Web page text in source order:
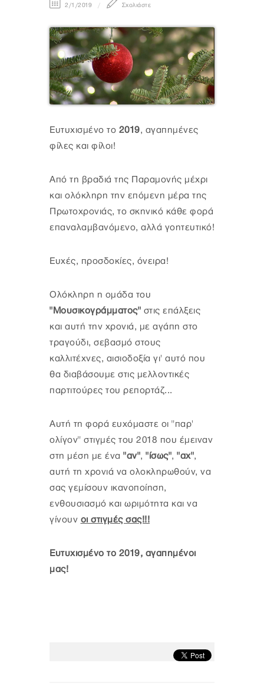
2/1/2019 Σχολιάστε
Ευτυχισμένο το 2019, αγαπημένες
φίλες και φίλοι!
Από τη βραδιά της Παραμονής μέχρι
και ολόκληρη την επόμενη μέρα της
Πρωτοχρονιάς, το σκηνικό κάθε φορά
επαναλαμβανόμενο, αλλά γοητευτικό!
Ευχές, προσδοκίες, όνειρα!
Ολόκληρη η ομάδα του
"Moυσικογράμματος" στις επάλξεις
και αυτή την χρονιά, με αγάπη στο
τραγούδι, σεβασμό στους
καλλιτέχνες, αισιοδοξία γι' αυτό που
θα διαβάσουμε στις μελλοντικές
παρτιτούρες του ρεπορτάζ...
Αυτή τη φορά ευχόμαστε οι "παρ'
ολίγον" στιγμές του 2018 που έμειναν
στη μέση με ένα "αν", "ίσως", "αχ",
αυτή τη χρονιά να ολοκληρωθούν, να
σας γεμίσουν ικανοποίηση,
ενθουσιασμό και ωριμότητα και να
γίνουν οι στιγμές σας!!!
Ευτυχισμένο το 2019, αγαπημένοι
μας!